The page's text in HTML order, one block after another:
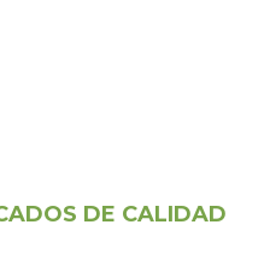
DE CALIDAD